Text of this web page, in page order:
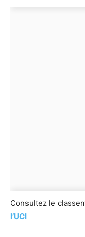
Consultez le
l’UCI